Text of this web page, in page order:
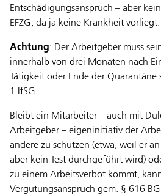
Entschädigungsanspruch – aber
EFZG, da ja keine Krankheit vorliegt.
Achtung: Der Arbeitgeber muss
innerhalb von drei Monaten nach
Tätigkeit oder Ende der
1 IfSG.
Bleibt ein Mitarbeiter – auch mit
Arbeitgeber – eigeninitiativ der
andere zu schützen (etwa, weil er
aber kein Test durchgeführt wird)
zu einem Arbeitsverbot kommt,
Vergütungsanspruch gem. § 616